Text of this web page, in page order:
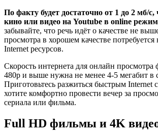
По факту будет достаточно от 1 до 2 мб/
кино или видео на Youtube в online
забывайте, что речь идёт о качестве не
просмотра в хорошем качестве
Internet ресурсов.
Скорость интернета для онлайн просмотра
480p и выше нужна не менее 4-5 мегабит в
Приготовьтесь разжиться быстрым Internet
хотите комфортно провести вечер за
сериала или фильма.
Full HD фильмы и 4K